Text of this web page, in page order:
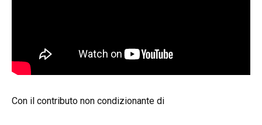
Con il contributo non condizionante di